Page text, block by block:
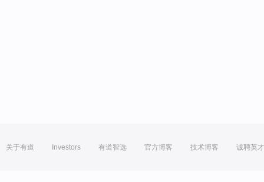
关于有道 Investors 有道智选 官方博客 技术博客 诚聘英才